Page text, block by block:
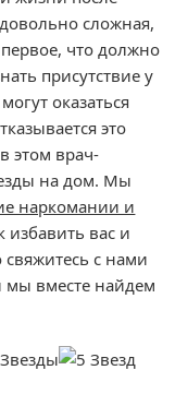
сложная,
что должно
присутствие у
оказаться
это
этом врач-
на дом. Мы
наркомании и
избавить вас и
с нами
вместе найдем